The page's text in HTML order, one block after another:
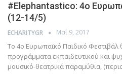
#Elephantastico: 4ο
(12-14/5)
ECHARITYGR Μαΐ 9, 2017
Το 4ο Ευρωπαϊκό Παιδικό Φεστιβάλ
προγράμματα εκπαιδευτικού και
μουσικό-θεατρικά παραμύθια,